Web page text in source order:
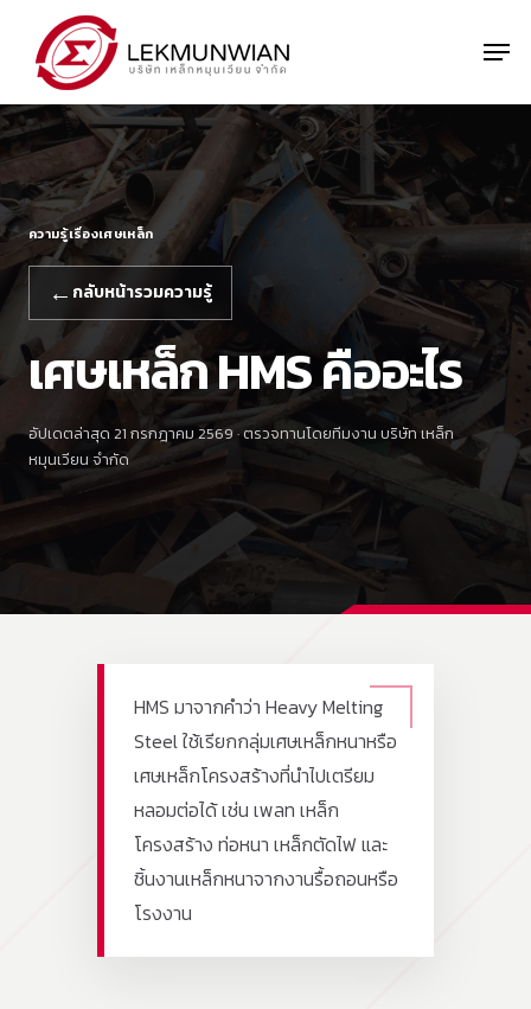
content
Menu
← กลับหน้ารวมความรู้
เศษเหล็ก HMS คืออะไร
อัปเดตล่าสุด 21 กรกฎาคม 2569 · ตรวจทานโดยทีมงาน บริษัท เหล็ก
หมุนเวียน จำกัด
HMS มาจากคำว่า Heavy Melting
Steel ใช้เรียกกลุ่มเศษเหล็กหนาหรือ
เศษเหล็กโครงสร้างที่นำไปเตรียม
หลอมต่อได้ เช่น เพลท เหล็ก
โครงสร้าง ท่อหนา เหล็กตัดไฟ และ
ชิ้นงานเหล็กหนาจากงานรื้อถอนหรือ
โรงงาน